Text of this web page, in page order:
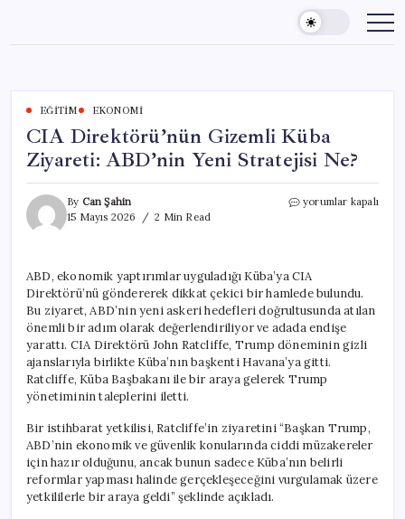
content
EĞITIM EKONOMI
CIA Direktörü’nün Gizemli Küba
Ziyareti: ABD’nin Yeni Stratejisi Ne?
By Can Şahin
15 Mayıs 2026
2 Min Read
CIA
ABD’nin
Yeni
Stratejisi
Ne?
için
yorumlar kapalı
ABD, ekonomik yaptırımlar uyguladığı Küba’ya CIA
Direktörü’nü göndererek dikkat çekici bir hamlede bulundu.
Bu ziyaret, ABD’nin yeni askeri hedefleri doğrultusunda atılan
önemli bir adım olarak değerlendiriliyor ve adada endişe
yarattı. CIA Direktörü John Ratcliffe, Trump döneminin gizli
ajanslarıyla birlikte Küba’nın başkenti Havana’ya gitti.
Ratcliffe, Küba Başbakanı ile bir araya gelerek Trump
yönetiminin taleplerini iletti.
Bir istihbarat yetkilisi, Ratcliffe’in ziyaretini “Başkan Trump,
ABD’nin ekonomik ve güvenlik konularında ciddi müzakereler
için hazır olduğunu, ancak bunun sadece Küba’nın belirli
reformlar yapması halinde gerçekleşeceğini vurgulamak üzere
yetkililerle bir araya geldi” şeklinde açıkladı.